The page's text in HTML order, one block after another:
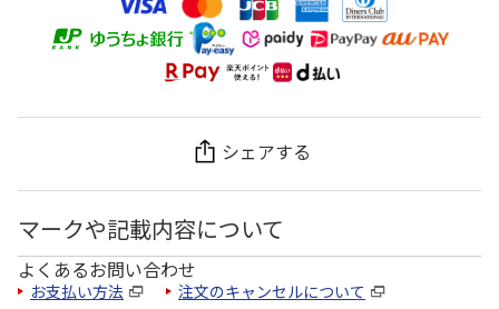
シェアする
マークや記載内容について
よくあるお問い合わせ
お支払い方法 注文のキャンセルについて